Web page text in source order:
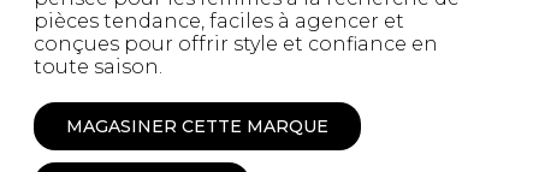
pièces tendance, faciles à agencer et
conçues pour offrir style et confiance en
toute saison.
MAGASINER CETTE MARQUE